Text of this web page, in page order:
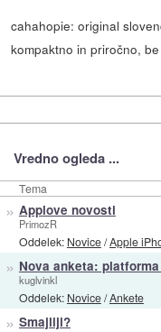
cahahopie: original
kompaktno in priročno,
Vredno ogleda ...
Tema
» Applove novosti
PrimozR
Oddelek: Novice/Apple
» Nova anketa:
kuglvinkl
Oddelek: Novice/Ankete
» Smajliji?